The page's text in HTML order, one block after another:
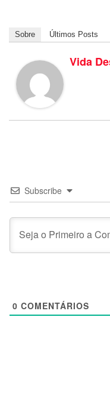
Sobre Últimos Posts
Vida
Subscribe
0 COMENTÁRIOS